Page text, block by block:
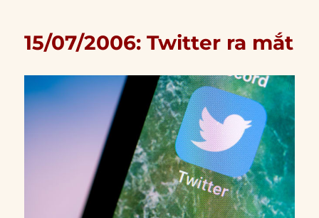
15/07/2006: Twitter ra mắt